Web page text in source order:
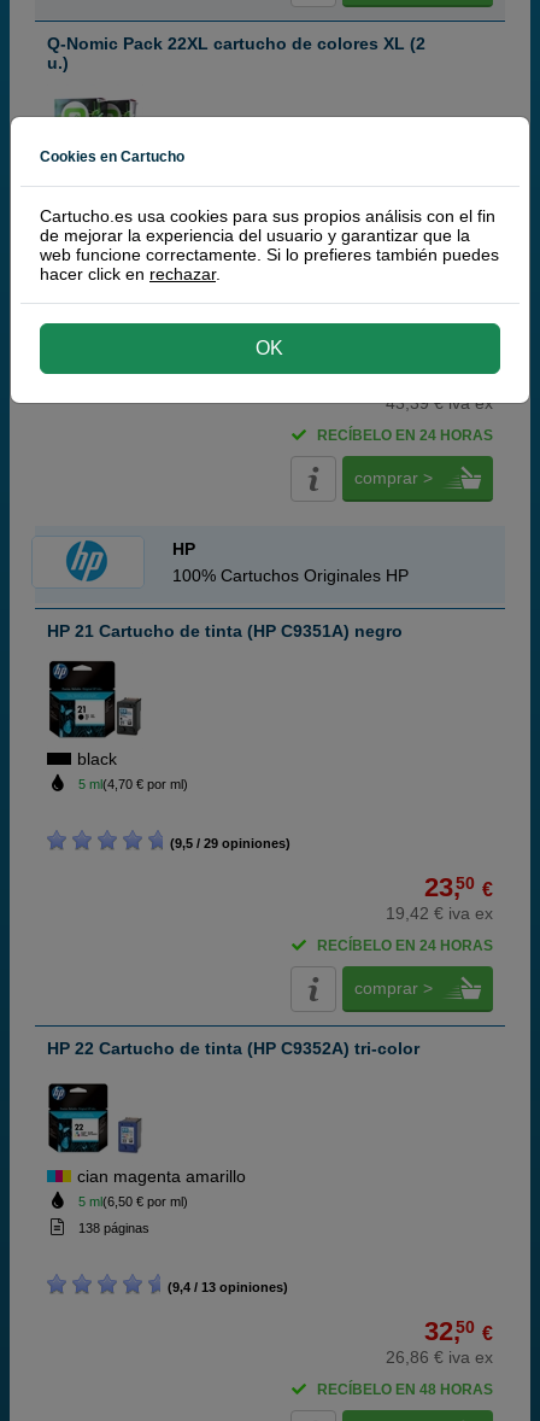
Q-Nomic Pack 22XL cartucho de colores XL (2
u.)
Cartuchos de tinta o toners que contiene el pack:
2xQ-Nomic 22 Cartucho de tinta (C9352A) tri-color XL 23 ml
Pack ahorro
52,50 €
43,39 € iva ex
RECÍBELO EN 24 HORAS
comprar >
HP
100% Cartuchos Originales HP
HP 21 Cartucho de tinta (HP C9351A) negro
black
5 ml(4,70 € por ml)
(9,5 / 29 opiniones)
23,50 €
19,42 € iva ex
RECÍBELO EN 24 HORAS
comprar >
HP 22 Cartucho de tinta (HP C9352A) tri-color
cian magenta amarillo
5 ml(6,50 € por ml)
138 páginas
(9,4 / 13 opiniones)
32,50 €
26,86 € iva ex
RECÍBELO EN 48 HORAS
Cookies en Cartucho
Cartucho.es usa cookies para sus propios análisis con el fin
de mejorar la experiencia del usuario y garantizar que la
web funcione correctamente. Si lo prefieres también puedes
hacer click en rechazar.
OK